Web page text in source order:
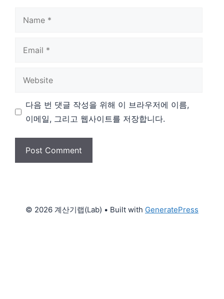
다음 번 댓글 작성을 위해 이 브라우저에 이름,
이메일, 그리고 웹사이트를 저장합니다.
© 2026 계산기랩(Lab) • Built with GeneratePress